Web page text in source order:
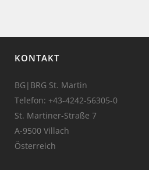
KONTAKT
BG|BRG St. Martin
Telefon: +43-4242-56305-0
St. Martiner-Straße 7
A-9500 Villach
Österreich